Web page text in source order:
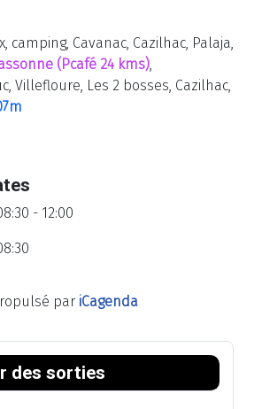
camping, Cavanac, Cazilhac, Palaja,
(Pcafé 24 kms),
Villefloure, Les 2 bosses, Cazilhac,
- 12:00
par iCagenda
des sorties